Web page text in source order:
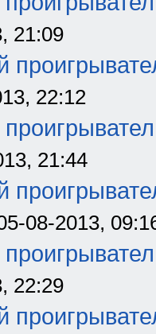
21:09
22:12
21:44
08-2013,
22:29